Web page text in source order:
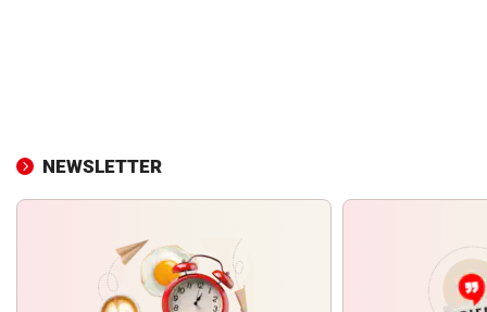
NEWSLETTER